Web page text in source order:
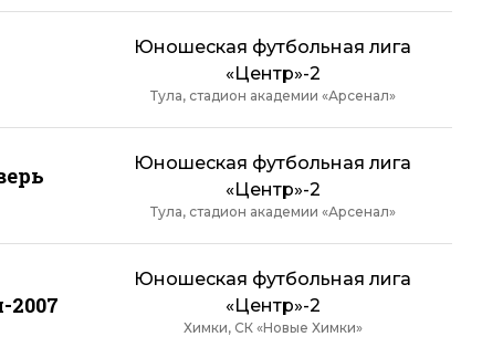
Юношеская футбольная лига
«Центр»-2
Тула, стадион академии «Арсенал»
Юношеская футбольная лига
«Центр»-2
Тула, стадион академии «Арсенал»
2007
Юношеская футбольная лига
«Центр»-2
Химки, СК «Новые Химки»